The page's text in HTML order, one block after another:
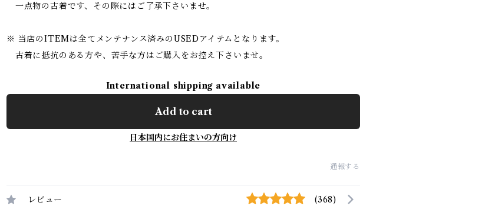
一点物の古着です、その際にはご了承下さいませ。
※ 当店のITEMは全てメンテナンス済みのUSEDアイテムとなります。
古着に抵抗のある方や、苦手な方はご購入をお控え下さいませ。
International shipping available
Add to cart
日本国内にお住まいの方向け
通報する
レビュー (368)